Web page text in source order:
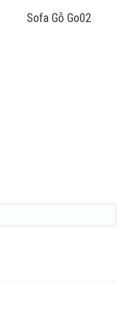
Sofa Gỗ Go02